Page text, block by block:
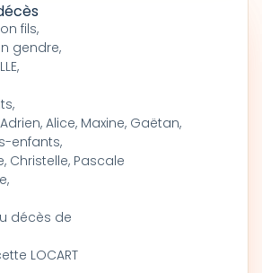
fils,
gendre,
Alice, Maxine, Gaëtan,
enfants,
Christelle, Pascale
décès de
LOCART